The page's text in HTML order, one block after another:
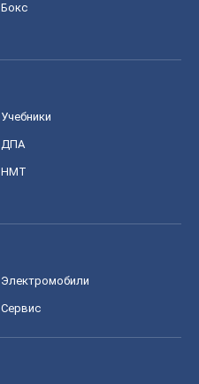
Бокс
Учебники
ДПА
НМТ
Электромобили
Сервис